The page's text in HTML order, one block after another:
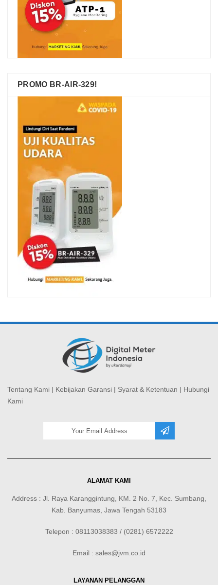
PROMO BR-AIR-329!
Tentang Kami | Kebijakan Garansi | Syarat & Ketentuan | Hubungi
Kami
ALAMAT KAMI
Address : Jl. Raya Karanggintung, KM. 2 No. 7, Kec. Sumbang,
Kab. Banyumas, Jawa Tengah 53183
Telepon : 08113038383 / (0281) 6572222
Email : sales@jvm.co.id
LAYANAN PELANGGAN